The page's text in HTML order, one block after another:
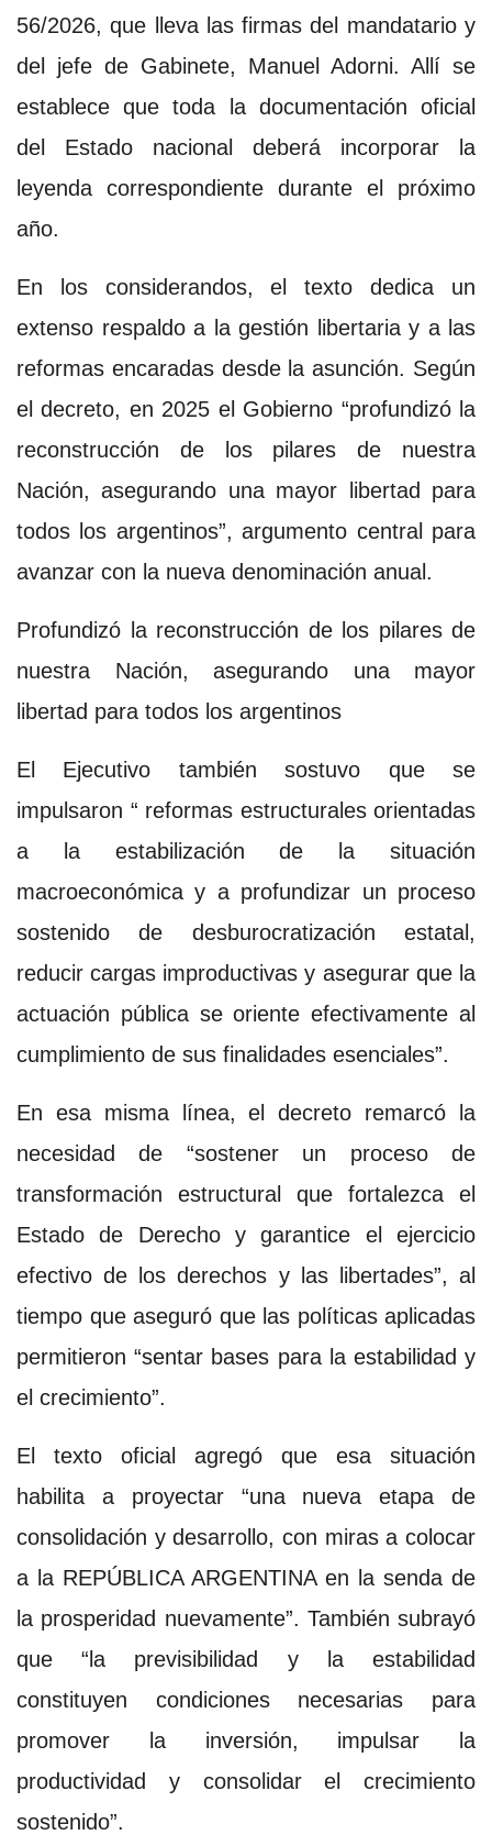
56/2026, que lleva las firmas del mandatario y
del jefe de Gabinete, Manuel Adorni. Allí se
establece que toda la documentación oficial
del Estado nacional deberá incorporar la
leyenda correspondiente durante el próximo
año.
En los considerandos, el texto dedica un
extenso respaldo a la gestión libertaria y a las
reformas encaradas desde la asunción. Según
el decreto, en 2025 el Gobierno “profundizó la
reconstrucción de los pilares de nuestra
Nación, asegurando una mayor libertad para
todos los argentinos”, argumento central para
avanzar con la nueva denominación anual.
Profundizó la reconstrucción de los pilares de
nuestra Nación, asegurando una mayor
libertad para todos los argentinos
El Ejecutivo también sostuvo que se
impulsaron “ reformas estructurales orientadas
a la estabilización de la situación
macroeconómica y a profundizar un proceso
sostenido de desburocratización estatal,
reducir cargas improductivas y asegurar que la
actuación pública se oriente efectivamente al
cumplimiento de sus finalidades esenciales”.
En esa misma línea, el decreto remarcó la
necesidad de “sostener un proceso de
transformación estructural que fortalezca el
Estado de Derecho y garantice el ejercicio
efectivo de los derechos y las libertades”, al
tiempo que aseguró que las políticas aplicadas
permitieron “sentar bases para la estabilidad y
el crecimiento”.
El texto oficial agregó que esa situación
habilita a proyectar “una nueva etapa de
consolidación y desarrollo, con miras a colocar
a la REPÚBLICA ARGENTINA en la senda de
la prosperidad nuevamente”. También subrayó
que “la previsibilidad y la estabilidad
constituyen condiciones necesarias para
promover la inversión, impulsar la
productividad y consolidar el crecimiento
sostenido”.